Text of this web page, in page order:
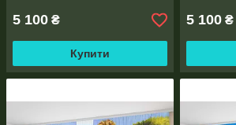
налаштувань Вашого монітора або
планшета (яскравість, контраст,
5 100 ₴
Купити
5 100 ₴